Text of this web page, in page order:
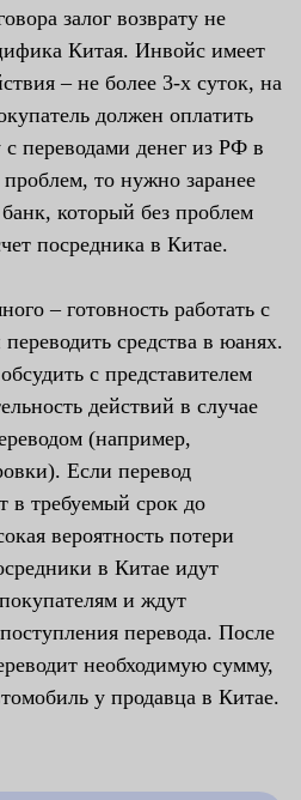
залог возврату не
Китая. Инвойс имеет
– не более 3-х суток, на
должен оплатить
переводами денег из РФ в
проблем, то нужно заранее
который без проблем
посредника в Китае.
– готовность работать с
средства в юанях.
с представителем
действий в случае
(например,
Если перевод
в требуемый срок до
вероятность потери
в Китае идут
и ждут
перевода. После
необходимую сумму,
у продавца в Китае.